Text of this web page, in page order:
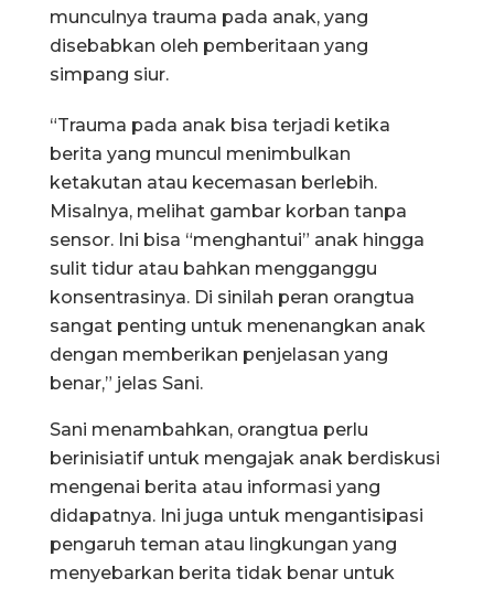
munculnya trauma pada anak, yang
disebabkan oleh pemberitaan yang
simpang siur.
“Trauma pada anak bisa terjadi ketika
berita yang muncul menimbulkan
ketakutan atau kecemasan berlebih.
Misalnya, melihat gambar korban tanpa
sensor. Ini bisa “menghantui” anak hingga
sulit tidur atau bahkan mengganggu
konsentrasinya. Di sinilah peran orangtua
sangat penting untuk menenangkan anak
dengan memberikan penjelasan yang
benar,” jelas Sani.
Sani menambahkan, orangtua perlu
berinisiatif untuk mengajak anak berdiskusi
mengenai berita atau informasi yang
didapatnya. Ini juga untuk mengantisipasi
pengaruh teman atau lingkungan yang
menyebarkan berita tidak benar untuk